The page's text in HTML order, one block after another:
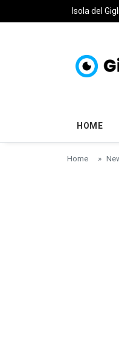
Skip to main content
Isola del
HOME
Home